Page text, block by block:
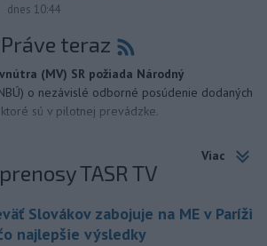
dnes 10:44
Práve teraz
(MV) SR požiada Národný
o nezávislé odborné posúdenie dodaných
sú v pilotnej prevádzke.
Viac
TASR TV
Slovákov zabojuje na ME v Paríži
najlepšie výsledky